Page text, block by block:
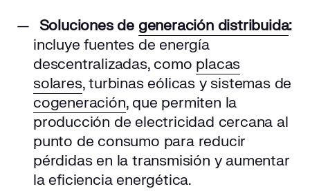
Soluciones de generación distribuida:
incluye fuentes de energía
descentralizadas, como placas
solares, turbinas eólicas y sistemas de
cogeneración, que permiten la
producción de electricidad cercana al
punto de consumo para reducir
pérdidas en la transmisión y aumentar
la eficiencia energética.